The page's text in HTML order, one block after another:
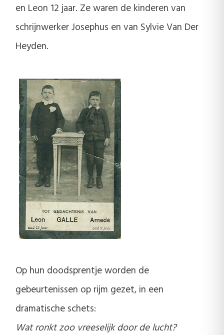
en Leon 12 jaar. Ze waren de kinderen van
schrijnwerker Josephus en van Sylvie Van Der
Heyden.
Op hun doodsprentje worden de
gebeurtenissen op rijm gezet, in een
dramatische schets:
Wat ronkt zoo vreeselijk door de lucht?